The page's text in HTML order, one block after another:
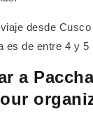
desde
es de entre 4 y 5
a